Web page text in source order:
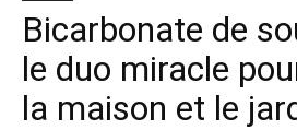
Bicarbonate de
le duo miracle
la maison et le